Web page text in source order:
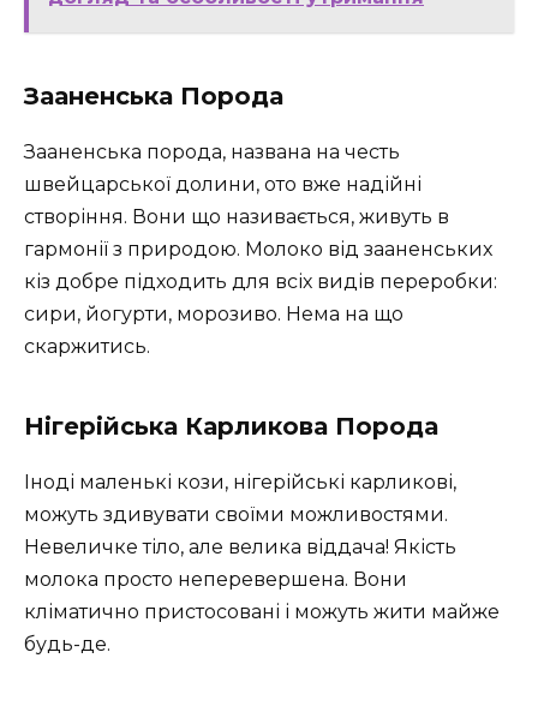
Зааненська Порода
Зааненська порода, названа на честь
швейцарської долини, ото вже надійні
створіння. Вони що називається, живуть в
гармонії з природою. Молоко від зааненських
кіз добре підходить для всіх видів переробки:
сири, йогурти, морозиво. Нема на що
скаржитись.
Нігерійська Карликова Порода
Іноді маленькі кози, нігерійські карликові,
можуть здивувати своїми можливостями.
Невеличке тіло, але велика віддача! Якість
молока просто неперевершена. Вони
кліматично пристосовані і можуть жити майже
будь-де.